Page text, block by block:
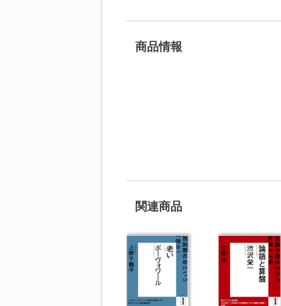
商品情報
関連商品